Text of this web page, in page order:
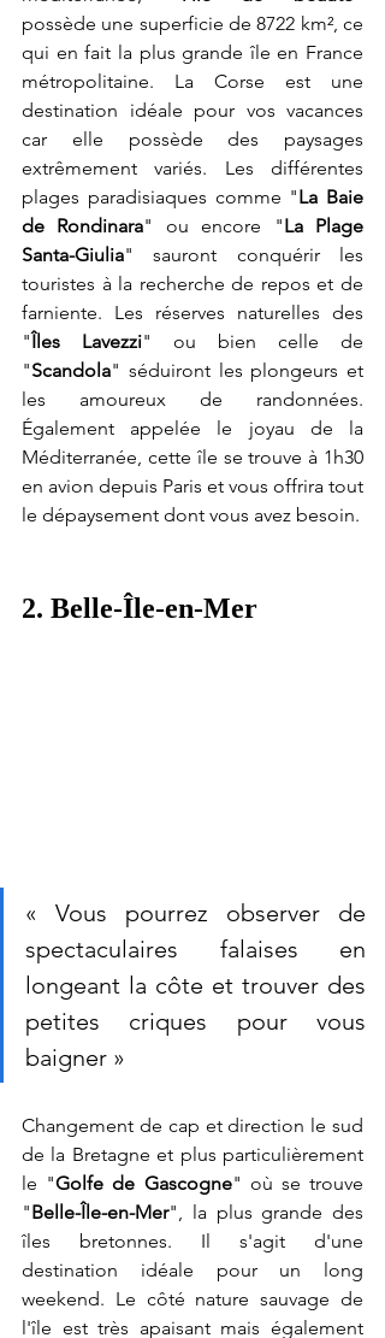
possède une superficie de 8722 km², ce
qui en fait la plus grande île en France
métropolitaine. La Corse est une
destination idéale pour vos vacances
car elle possède des paysages
extrêmement variés. Les différentes
plages paradisiaques comme "La Baie
de Rondinara" ou encore "La Plage
Santa-Giulia" sauront conquérir les
touristes à la recherche de repos et de
farniente. Les réserves naturelles des
"Îles Lavezzi" ou bien celle de
"Scandola" séduiront les plongeurs et
les amoureux de randonnées.
Également appelée le joyau de la
Méditerranée, cette île se trouve à 1h30
en avion depuis Paris et vous offrira tout
le dépaysement dont vous avez besoin.
2. Belle-Île-en-Mer
« Vous pourrez observer de
spectaculaires falaises en
longeant la côte et trouver des
petites criques pour vous
baigner »
Changement de cap et direction le sud
de la Bretagne et plus particulièrement
le "Golfe de Gascogne" où se trouve
"Belle-Île-en-Mer", la plus grande des
îles bretonnes. Il s'agit d'une
destination idéale pour un long
weekend. Le côté nature sauvage de
l'île est très apaisant mais également